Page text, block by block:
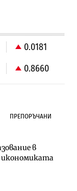
0.0181
0.8660
ПРЕПОРЪЧАНИ
в
икономиката
изпълнител за
устройства с